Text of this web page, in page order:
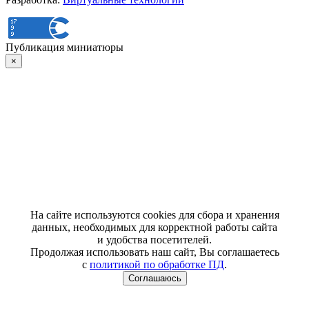
Публикация миниатюры
×
На сайте используются cookies для сбора и хранения
данных, необходимых для корректной работы сайта
и удобства посетителей.
Продолжая использовать наш сайт, Вы соглашаетесь
с политикой по обработке ПД.
Соглашаюсь